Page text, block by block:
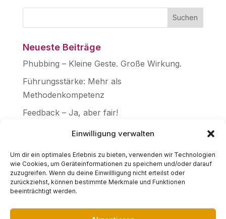
Einwilligung verwalten
Um dir ein optimales Erlebnis zu bieten, verwenden wir Technologien
wie Cookies, um Geräteinformationen zu speichern und/oder darauf
zuzugreifen. Wenn du deine Einwillligung nicht erteilst oder
zurückziehst, können bestimmte Merkmale und Funktionen
beeinträchtigt werden.
Neueste Beiträge
Phubbing – Kleine Geste. Große Wirkung.
Führungsstärke: Mehr als
Methodenkompetenz
Feedback – Ja, aber fair!
Frage aller Fragen: WARUM?
Führungskraft & Führungspersönlichkeit
Echtheit als Führungsstärke